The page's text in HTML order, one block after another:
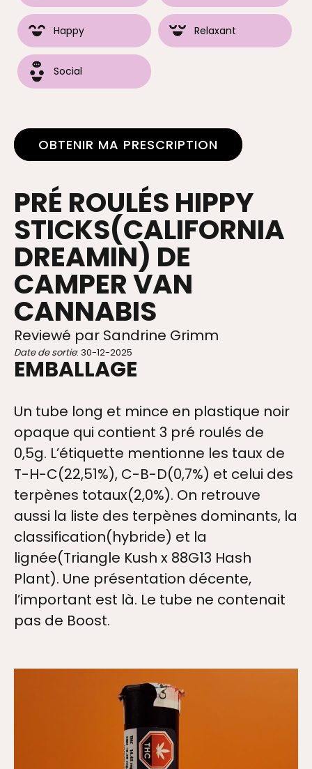
Happy Relaxant
Social
OBTENIR MA PRESCRIPTION
PRÉ ROULÉS HIPPY
STICKS(CALIFORNIA
DREAMIN) DE
CAMPER VAN
CANNABIS
Reviewé par Sandrine Grimm
Date de sortie: 30-12-2025
EMBALLAGE
Un tube long et mince en plastique noir
opaque qui contient 3 pré roulés de
0,5g. L’étiquette mentionne les taux de
T-H-C(22,51%), C-B-D(0,7%) et celui des
terpènes totaux(2,0%). On retrouve
aussi la liste des terpènes dominants, la
classification(hybride) et la
lignée(Triangle Kush x 88G13 Hash
Plant). Une présentation décente,
l’important est là. Le tube ne contenait
pas de Boost.